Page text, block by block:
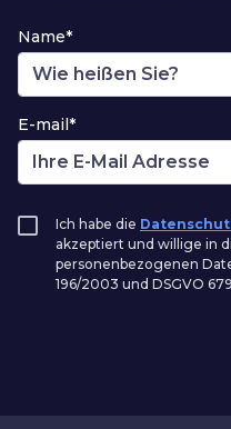
Name*
E-mail*
Ich habe die
akzeptiert und willige in
personenbezogenen
196/2003 und DSGVO